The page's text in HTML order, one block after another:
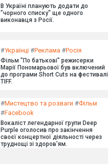
В Україні планують додати до
"чорного списку" ще одного
виконавця з Росії.
#Українці #Реклама #Росія
Фільм "По батькові" режисерки
Марії Пономарьової був включений
до програми Short Cuts на фестивалі
TIFF.
#Мистецтво та розваги #Фільм
#Facebook
Вокаліст легендарної групи Deep
Purple оголосив про закінчення
своєї концертної діяльності через
труднощі зі здоров'ям.